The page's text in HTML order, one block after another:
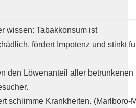
wissen: Tabakkonsum ist
fördert Impotenz und stinkt
den Löwenanteil aller betrunkenen
schlimme Krankheiten. (Marlboro-